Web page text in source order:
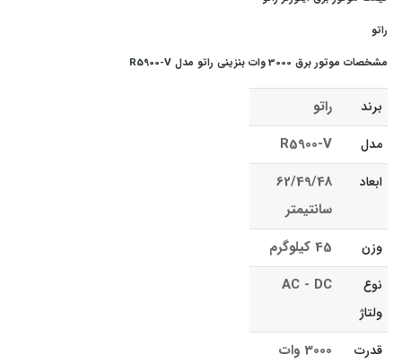
راتو
مشخصات موتور برق 3000 وات بنزینی راتو مدل R5900-V
برند راتو
مدل R5900-V
ابعاد
62/49/48
سانتیمتر
وزن 45 کیلوگرم
نوع
ولتاژ
AC - DC
قدرت
3000 وات